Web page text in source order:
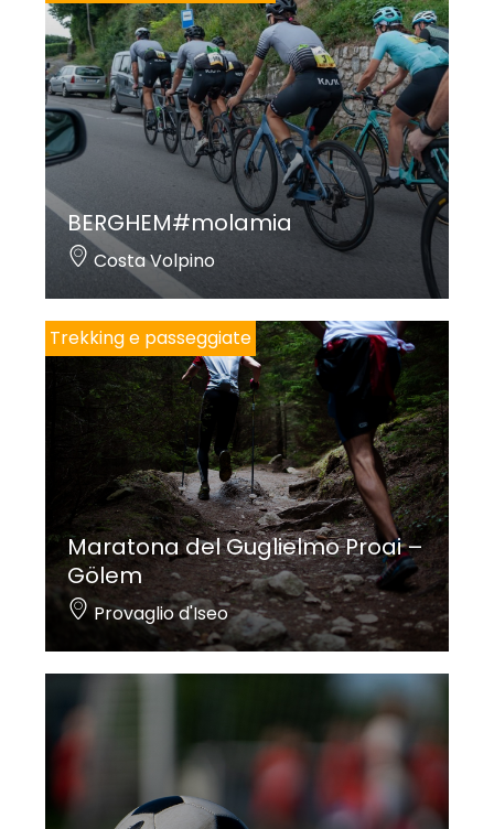
BERGHEM#molamia
Costa Volpino
Trekking e passeggiate
Maratona del Guglielmo Proai –
Gölem
Provaglio d'Iseo